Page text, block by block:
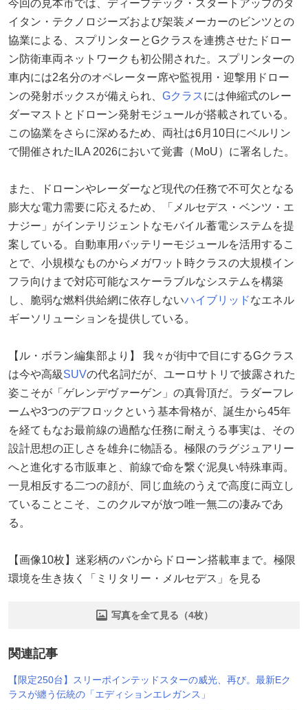
今回の見本市では、ディープテック・スタートアップのタ
イタン・テクノロジーズおよび架装メーカーのビンツとの
協業による、スプリンターとGクラスを連携させたドロー
ン防衛車両ネットワークも初公開された。スプリンターの
車内には2名分のオペレーター席や監視用・迎撃用ドロー
ンの発射ボックスが備えられ、 Gクラス には伸縮式のレー
ダーマストとドローン発射モジュールが搭載されている。
この協業をさらに深めるため、両社は6月10日にベルリン
で開催されたILA 2026において覚書（MoU）に署名した。
また、ドローンやレーダーなど現代の任務で不可欠となる
膨大な電力需要に応えるため、「メルセデス・ベンツ・エ
ナジー」がインテリジェントなモバイル蓄電システムを提
案している。自動車用バッテリーモジュールを活用するこ
とで、小規模なものからメガワット時クラスの大規模イン
フラ向けまで対応可能なスケーラブルなシステムを構築
し、脆弱な燃料供給網に依存しないハイブリッドなエネル
ギーソリューションを提供している。
【ル・ボラン編集部より】 我々が街中で目にするGクラス
は今や高級SUVの代名詞だが、ユーロサトリで披露された
姿こそが「ゲレンデヴァーゲン」の真骨頂だ。ラダーフレ
ームや3つのデフロックという基本骨格が、誕生から45年
を経てもなお最前線の過酷な任務に耐えうる事実は、その
設計思想の正しさを雄弁に物語る。極限のラグジュアリー
へと進化する市販車と、前線で命を繋ぐ泥臭い特殊車両。
一見相反する二つの顔が、同じ血統のうえで高度に両立し
ていることこそ、このクルマが放つ唯一無二の凄みであ
る。
【画像10枚】迷彩柄のバンからドローン搭載車まで。極限
環境を生き抜く「ミリタリー・メルセデス」を見る
写真を全て見る（4枚）
関連記事
【限定250台】スリーポインテッドスターの威光、再び。最新Eク
ラスが纏う伝統の「エディションエレガンス」